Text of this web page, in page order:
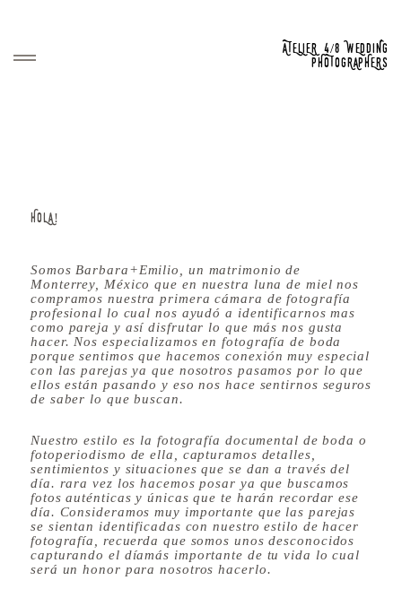
ATELIER 4/8 WEDDING
PHOTOGRAPHERS
ABOUT
English
Español
CONTACT
English
Español
ATELIER 4/8 WEDDING PHOTOGRAPHERS
Follow us on:
HOLA!
Somos Barbara+Emilio, un matrimonio de
Monterrey, México que en nuestra luna de miel nos
compramos nuestra primera cámara de fotografía
profesional lo cual nos ayudó a identificarnos mas
como pareja y así disfrutar lo que más nos gusta
hacer. Nos especializamos en fotografía de boda
porque sentimos que hacemos conexión muy especial
con las parejas ya que nosotros pasamos por lo que
ellos están pasando y eso nos hace sentirnos seguros
de saber lo que buscan.
Nuestro estilo es la fotografía documental de boda o
fotoperiodismo de ella, capturamos detalles,
sentimientos y situaciones que se dan a través del
día. rara vez los hacemos posar ya que buscamos
fotos auténticas y únicas que te harán recordar ese
día. Consideramos muy importante que las parejas
se sientan identificadas con nuestro estilo de hacer
fotografía, recuerda que somos unos desconocidos
capturando el díamás importante de tu vida lo cual
será un honor para nosotros hacerlo.